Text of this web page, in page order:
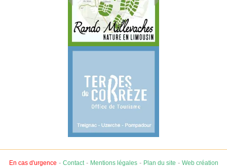
En cas d'urgence - Contact- Mentions légales- Plan du site - Web création